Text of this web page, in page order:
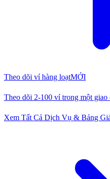
Theo dõi ví hàng loạtMỚI
Theo dõi 2-100 ví trong một
Xem Tất Cả Dịch Vụ & Bảng